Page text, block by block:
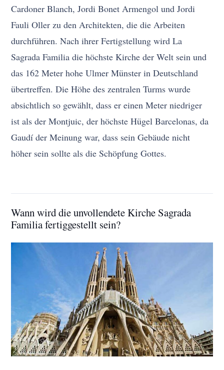
Cardoner Blanch, Jordi Bonet Armengol und Jordi
Fauli Oller zu den Architekten, die die Arbeiten
durchführen. Nach ihrer Fertigstellung wird La
Sagrada Familia die höchste Kirche der Welt sein und
das 162 Meter hohe Ulmer Münster in Deutschland
übertreffen. Die Höhe des zentralen Turms wurde
absichtlich so gewählt, dass er einen Meter niedriger
ist als der Montjuic, der höchste Hügel Barcelonas, da
Gaudí der Meinung war, dass sein Gebäude nicht
höher sein sollte als die Schöpfung Gottes.
Wann wird die unvollendete Kirche Sagrada
Familia fertiggestellt sein?